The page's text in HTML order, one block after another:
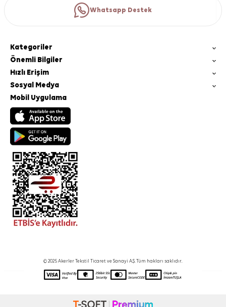
Whatsapp Destek
Kategoriler
Önemli Bilgiler
Hızlı Erişim
Sosyal Medya
Mobil Uygulama
© 2025 Akerler Tekstil Ticaret ve Sanayi A.Ş. Tüm hakları saklıdır.